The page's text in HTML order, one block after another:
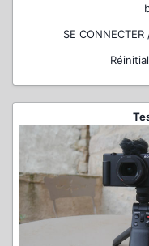
SE CONNECTER